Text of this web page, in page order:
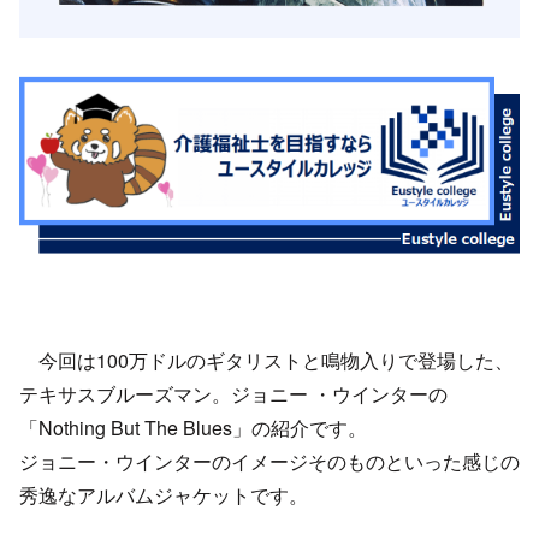
今回は100万ドルのギタリストと鳴物入りで登場した、
テキサスブルーズマン。ジョニー ・ウインターの
「Nothing But The Blues」の紹介です。
ジョニー・ウインターのイメージそのものといった感じの
秀逸なアルバムジャケットです。